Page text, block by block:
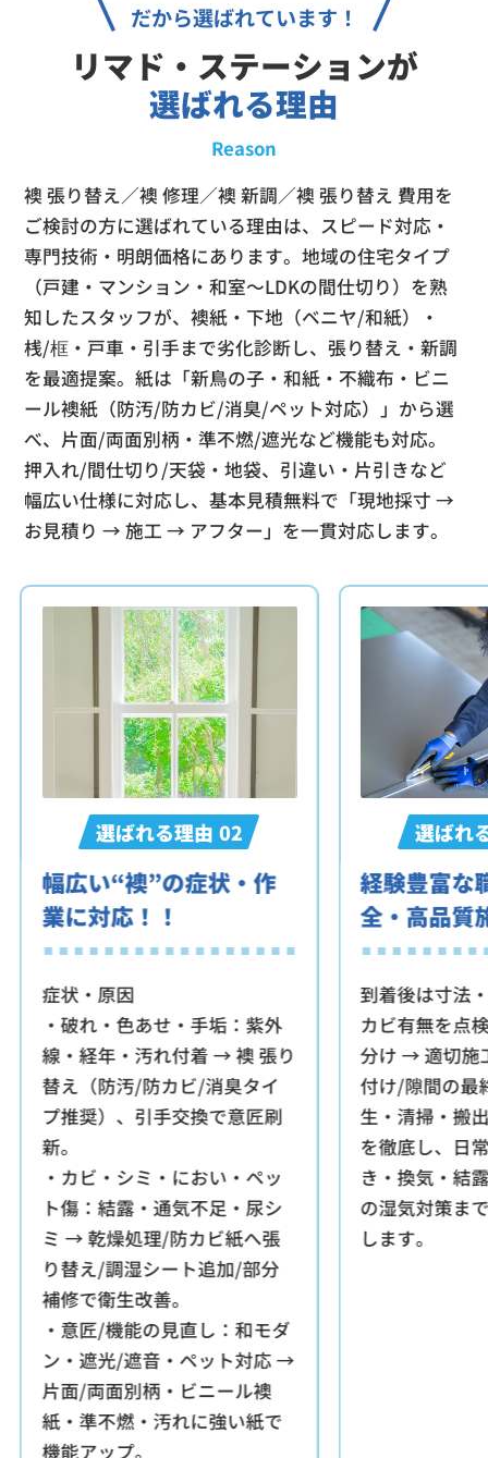
だから選ばれています！
リマド・ステーションが
選ばれる理由
Reason
襖 張り替え／襖 修理／襖 新調／襖 張り替え 費用を
ご検討の方に選ばれている理由は、スピード対応・
専門技術・明朗価格にあります。地域の住宅タイプ
（戸建・マンション・和室～LDKの間仕切り）を熟
知したスタッフが、襖紙・下地（ベニヤ/和紙）・
桟/框・戸車・引手まで劣化診断し、張り替え・新調
を最適提案。紙は「新鳥の子・和紙・不織布・ビニ
ール襖紙（防汚/防カビ/消臭/ペット対応）」から選
べ、片面/両面別柄・準不燃/遮光など機能も対応。
押入れ/間仕切り/天袋・地袋、引違い・片引きなど
幅広い仕様に対応し、基本見積無料で「現地採寸 →
お見積り → 施工 → アフター」を一貫対応します。
選ばれる理由 02
幅広い“襖”の症状・作
業に対応！！
症状・原因
・破れ・色あせ・手垢：紫外
線・経年・汚れ付着 → 襖 張り
替え（防汚/防カビ/消臭タイ
プ推奨）、引手交換で意匠刷
新。
・カビ・シミ・におい・ペッ
ト傷：結露・通気不足・尿シ
ミ → 乾燥処理/防カビ紙へ張
り替え/調湿シート追加/部分
補修で衛生改善。
・意匠/機能の見直し：和モダ
ン・遮光/遮音・ペット対応 →
片面/両面別柄・ビニール襖
紙・準不燃・汚れに強い紙で
機能アップ。
選ばれ
経験豊富な
全・高品質
到着後は寸法
カビ有無を点
分け → 適切
付け/隙間の最
生・清掃・搬
を徹底し、日
き・換気・結
の湿気対策ま
します。